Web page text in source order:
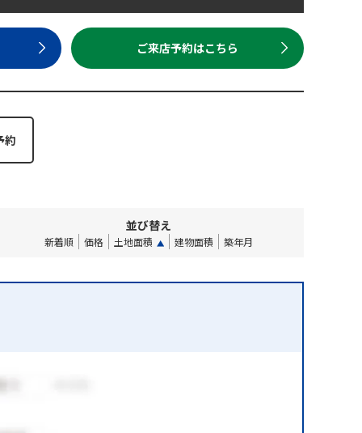
ご来店予約はこちら
並び替え
新着順 価格 土地面積 建物面積 築年月